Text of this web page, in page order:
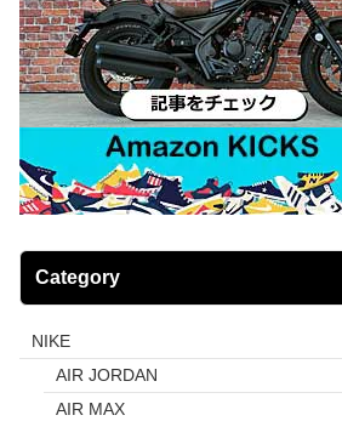
Category
NIKE
AIR JORDAN
AIR MAX